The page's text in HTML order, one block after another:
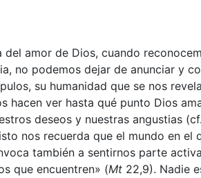
amor de Dios, cuando
no podemos dejar de anunciar y
su humanidad que se nos
hacen ver hasta qué punto Dios
deseos y nuestras angustias
nos recuerda que el mundo en el
también a sentirnos parte
que encuentren» (Mt 22,9). Nadie